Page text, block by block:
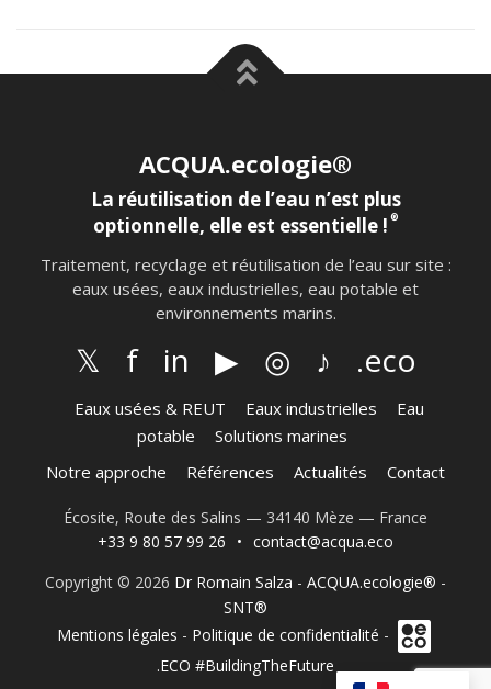
ACQUA.ecologie®
La réutilisation de l’eau n’est plus
optionnelle, elle est essentielle ! ®
Traitement, recyclage et réutilisation de l’eau sur site :
eaux usées, eaux industrielles, eau potable et
environnements marins.
𝕏 f in ▶ ◎ ♪ .eco
Eaux usées & REUT Eaux industrielles
Eau
potable
Solutions marines
Notre approche
Références Actualités Contact
Écosite, Route des Salins — 34140 Mèze — France
+33 9 80 57 99 26
• contact@acqua.eco
Copyright © 2026 Dr Romain Salza - ACQUA.ecologie® -
SNT®
Mentions légales - Politique de confidentialité -
.ECO #BuildingTheFuture